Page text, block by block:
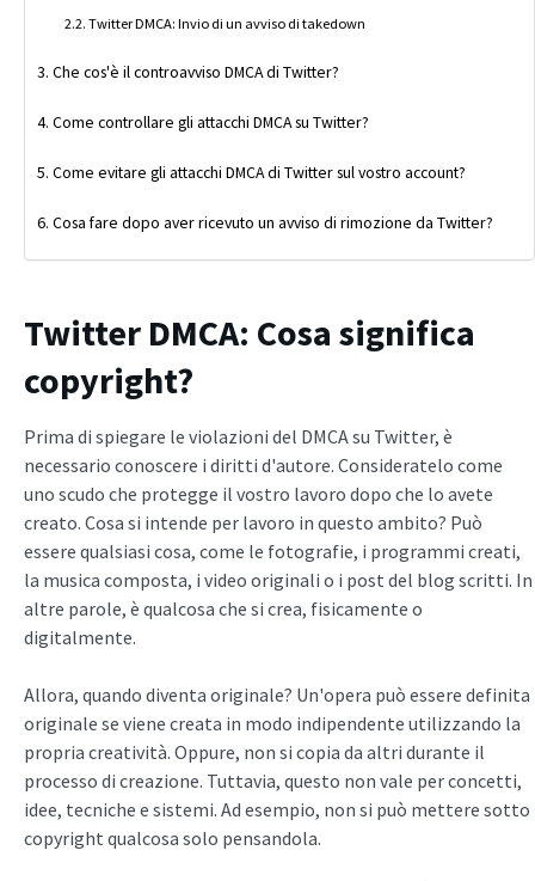
Twitter DMCA: Invio di un avviso di takedown
Che cos'è il controavviso DMCA di Twitter?
Come controllare gli attacchi DMCA su Twitter?
Come evitare gli attacchi DMCA di Twitter sul vostro account?
Cosa fare dopo aver ricevuto un avviso di rimozione da Twitter?
Twitter DMCA: Cosa significa
copyright?
Prima di spiegare le violazioni del DMCA su Twitter, è
necessario conoscere i diritti d'autore. Consideratelo come
uno scudo che protegge il vostro lavoro dopo che lo avete
creato. Cosa si intende per lavoro in questo ambito? Può
essere qualsiasi cosa, come le fotografie, i programmi creati,
la musica composta, i video originali o i post del blog scritti. In
altre parole, è qualcosa che si crea, fisicamente o
digitalmente.
Allora, quando diventa originale? Un'opera può essere definita
originale se viene creata in modo indipendente utilizzando la
propria creatività. Oppure, non si copia da altri durante il
processo di creazione. Tuttavia, questo non vale per concetti,
idee, tecniche e sistemi. Ad esempio, non si può mettere sotto
copyright qualcosa solo pensandola.